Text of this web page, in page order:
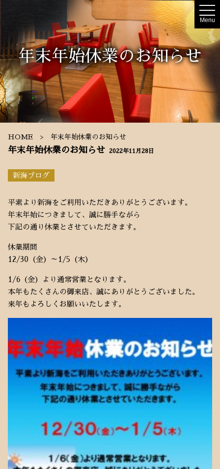
t
o
g
g
e
n
g
a
Menu
年末年始休業のお知らせ
HOME 年末年始休業のお知らせ
年末年始休業のお知らせ 2022年11月28日
新海ブログ
平素より新海をご利用いただきありがとうございます。
年末年始につきまして、誠に勝手ながら
下記の通り休業とさせていただきます。
休業期間
12/30（金）～1/5（木）
1/6（金）より通常営業となります。
本年もたくさんの御来店、誠にありがとうございました。
来年もよろしくお願いいたします。